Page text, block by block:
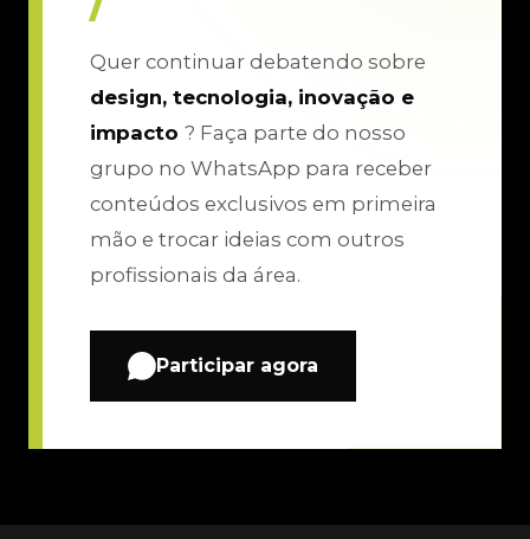
Quer continuar debatendo sobre
design, tecnologia, inovação e
impacto ? Faça parte do nosso
grupo no WhatsApp para receber
conteúdos exclusivos em primeira
mão e trocar ideias com outros
profissionais da área.
Participar agora